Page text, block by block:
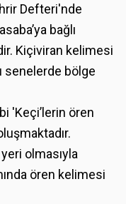
Defteri'nde
bağlı
Kiçiviran kelimesi
senelerde bölge
'Keçi’lerin ören
olmasıyla
ören kelimesi